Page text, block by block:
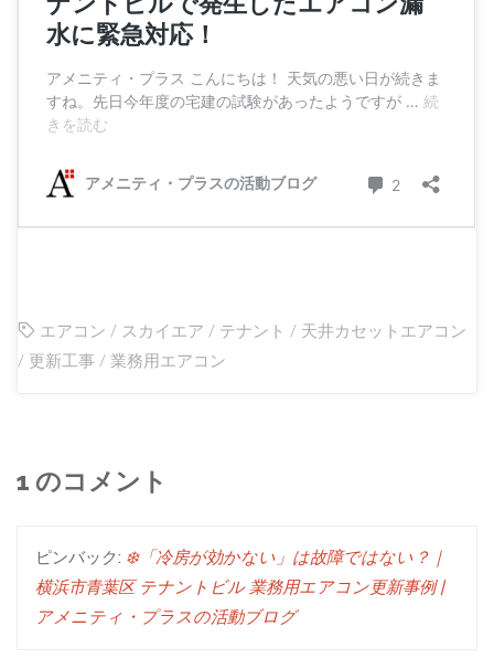
エアコン / スカイエア / テナント / 天井カセットエアコン
/ 更新工事 /業務用エアコン
1 のコメント
ピンバック: ❄️「冷房が効かない」は故障ではない？｜
横浜市青葉区 テナントビル 業務用エアコン更新事例 |
アメニティ・プラスの活動ブログ